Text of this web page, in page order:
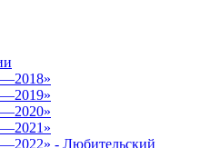
- Любительский